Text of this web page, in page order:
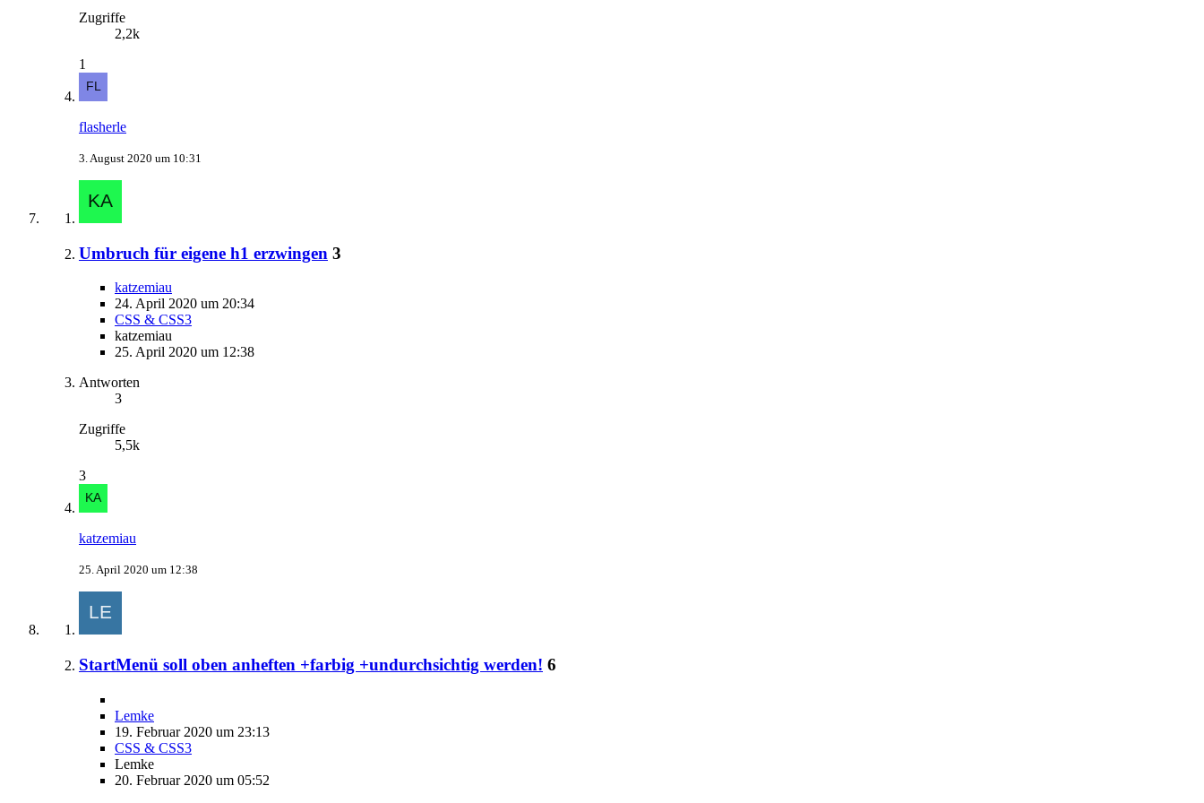
Zugriffe
2,2k
1
flasherle
3. August 2020 um 10:31
Umbruch für eigene h1 erzwingen 3
katzemiau
24. April 2020 um 20:34
CSS & CSS3
katzemiau
25. April 2020 um 12:38
Antworten
3
Zugriffe
5,5k
3
katzemiau
25. April 2020 um 12:38
StartMenü soll oben anheften +farbig +undurchsichtig werden! 6
Lemke
19. Februar 2020 um 23:13
CSS & CSS3
Lemke
20. Februar 2020 um 05:52